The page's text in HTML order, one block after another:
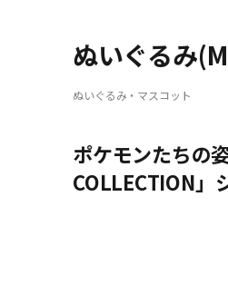
ぬいぐるみ
ぬいぐるみ・マスコット
ポケモンたちの
COLLECTION」